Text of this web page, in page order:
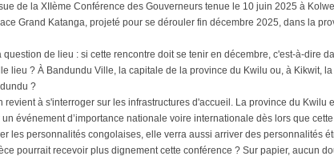
de la XIIème Conférence des Gouverneurs tenue le 10 juin 2025 à
Grand Katanga, projeté pour se dérouler fin décembre 2025, dans la
question de lieu : si cette rencontre doit se tenir en décembre, c'est-à-dire
lieu ? À Bandundu Ville, la capitale de la province du Kwilu ou, à Kikwit,
?
revient à s'interroger sur les infrastructures d'accueil. La province du Kwilu
événement d’importance nationale voire internationale dès lors que
les personnalités congolaises, elle verra aussi arriver des personnalités
pourrait recevoir plus dignement cette conférence ? Sur papier, aucun